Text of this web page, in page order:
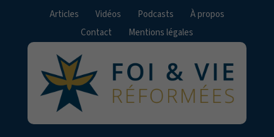
Articles Vidéos Podcasts
À propos
Contact
Mentions légales